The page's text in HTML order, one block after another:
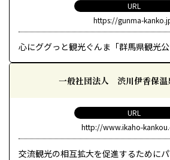
URL
https://gunma-
心にググっと観光ぐんま「群馬県観光公
一般社団法人 渋川伊香保温
URL
http://www.ikaho-
交流観光の相互拡大を促進するために